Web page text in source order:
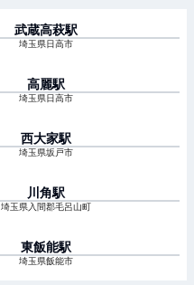
武蔵高萩駅
埼玉県日高市
高麗駅
埼玉県日高市
西大家駅
埼玉県坂戸市
川角駅
埼玉県入間郡毛呂山町
東飯能駅
埼玉県飯能市